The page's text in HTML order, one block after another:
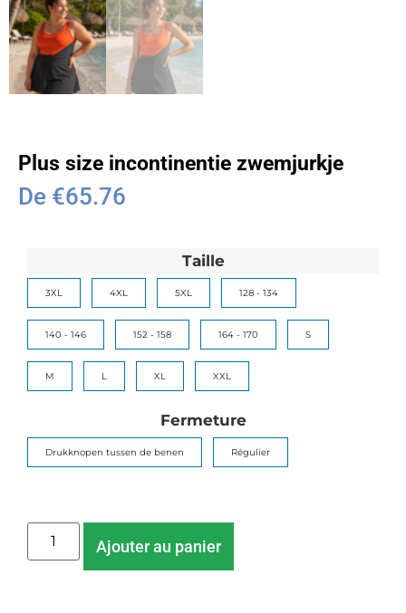
Plus size incontinentie zwemjurkje
De €65.76
Taille
3XL 4XL 5XL 128 - 134
140 - 146 152 - 158 164 - 170 S
M L XL XXL
Fermeture
Drukknopen tussen de benen Régulier
Ajouter au panier